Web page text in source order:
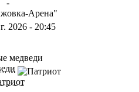
-
Арена"
2026 - 20:45